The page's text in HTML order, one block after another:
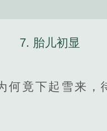
7. 胎儿初显
何竟下起雪来，